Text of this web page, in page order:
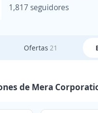
1,817 seguidores
Ofertas 21
de Mera